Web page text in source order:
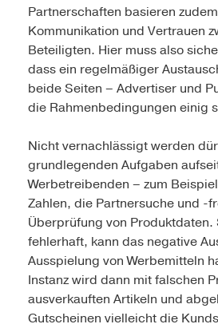
Partnerschaften basieren
Kommunikation und Vertrauen
Beteiligten. Hier muss also
dass ein regelmäßiger
beide Seiten – Advertiser und
die Rahmenbedingungen einig
Nicht vernachlässigt werden
grundlegenden Aufgaben
Werbetreibenden – zum
Zahlen, die Partnersuche und -
Überprüfung von Produktdaten.
fehlerhaft, kann das negative
Ausspielung von Werbemitteln
Instanz wird dann mit falschen
ausverkauften Artikeln und
Gutscheinen vielleicht die